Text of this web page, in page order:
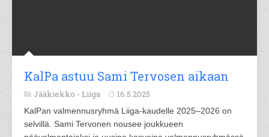
KalPa astuu Sami Tervosen aikaan
Jääkiekko - Liiga 16.5.2025
KalPan valmennusryhmä Liiga-kaudelle 2025–2026 on
selvillä. Sami Tervonen nousee joukkueen